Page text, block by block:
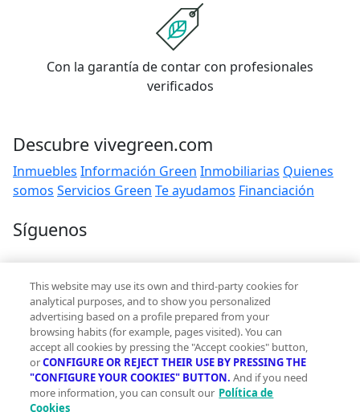
Con la garantía de contar con profesionales
verificados
Descubre vivegreen.com
Inmuebles Información Green Inmobiliarias Quienes
somos Servicios Green Te ayudamos Financiación
Síguenos
Contacto
hola@vivegreen.com
Aviso Legal
This website may use its own and third-party cookies for
analytical purposes, and to show you personalized
advertising based on a profile prepared from your
browsing habits (for example, pages visited). You can
accept all cookies by pressing the "Accept cookies" button,
orCONFIGURE OR REJECT THEIR USE BY PRESSING THE
"CONFIGURE YOUR COOKIES" BUTTON. And if you need
more information, you can consult our Política de
Cookies